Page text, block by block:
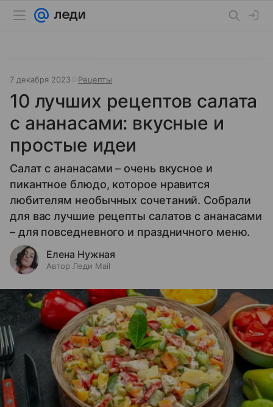
7 декабря 2023 Рецепты
10 лучших рецептов салата
с ананасами: вкусные и
простые идеи
Салат с ананасами – очень вкусное и
пикантное блюдо, которое нравится
любителям необычных сочетаний. Собрали
для вас лучшие рецепты салатов с ананасами
– для повседневного и праздничного меню.
Елена Нужная
Автор Леди Mail